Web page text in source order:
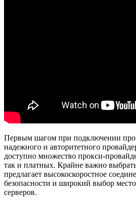
Первым шагом при подключении
надежного и авторитетного
доступно множество прокси-
так и платных. Крайне важно
предлагает высокоскоростное
безопасности и широкий выбор
серверов.